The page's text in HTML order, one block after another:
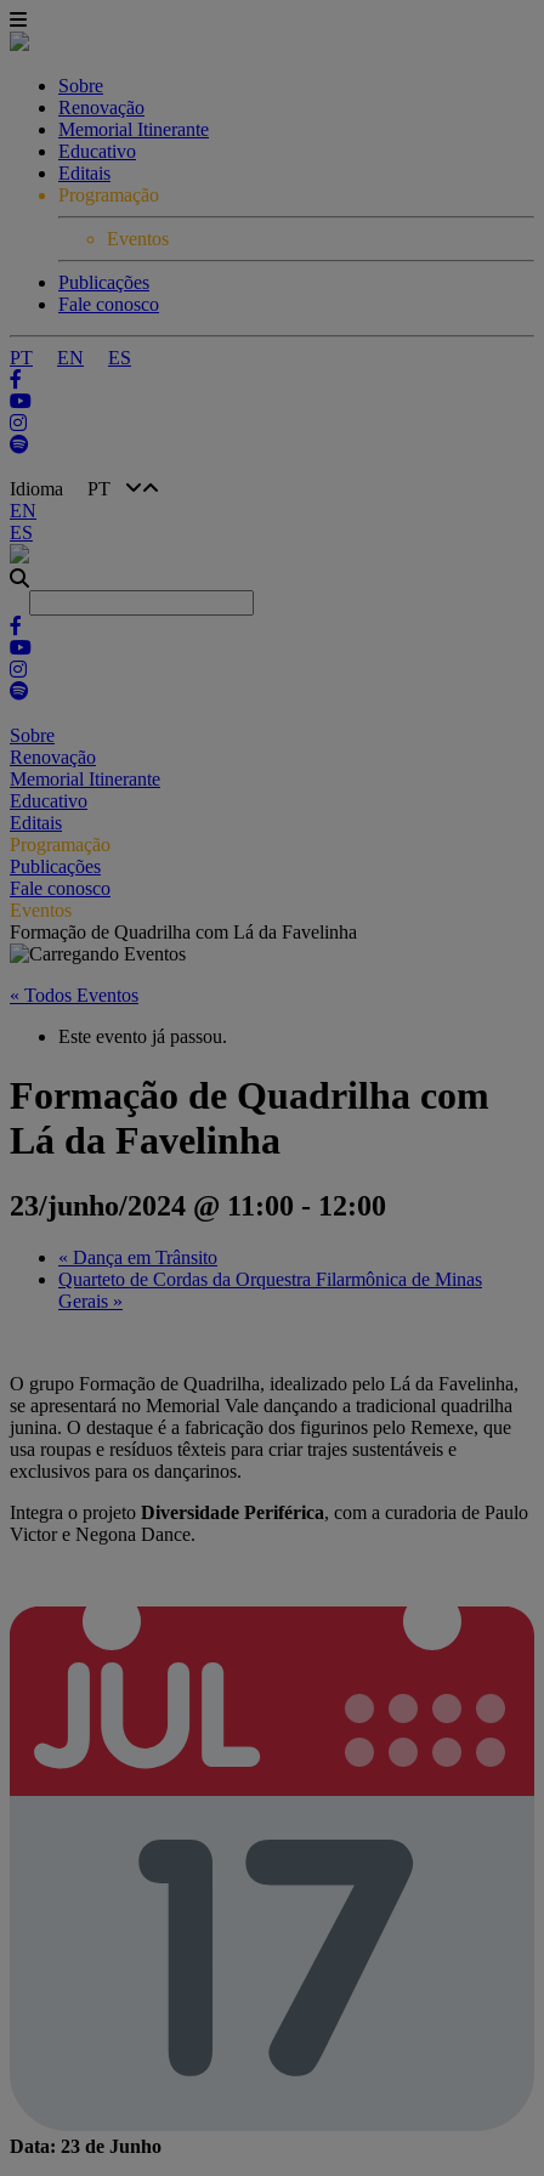
Sobre
Renovação
Memorial Itinerante
Educativo
Editais
Programação
Eventos
Publicações
Fale conosco
PT EN ES
Idioma PT
EN
ES
Sobre
Renovação
Memorial Itinerante
Educativo
Editais
Programação
Publicações
Fale conosco
Eventos
Formação de Quadrilha com Lá da Favelinha
« Todos Eventos
Este evento já passou.
Formação de Quadrilha com
Lá da Favelinha
23/junho/2024 @ 11:00 - 12:00
« Dança em Trânsito
Quarteto de Cordas da Orquestra Filarmônica de Minas
Gerais »
O grupo Formação de Quadrilha, idealizado pelo Lá da Favelinha,
se apresentará no Memorial Vale dançando a tradicional quadrilha
junina. O destaque é a fabricação dos figurinos pelo Remexe, que
usa roupas e resíduos têxteis para criar trajes sustentáveis e
exclusivos para os dançarinos.
Integra o projeto Diversidade Periférica, com a curadoria de Paulo
Victor e Negona Dance.
Data: 23 de Junho